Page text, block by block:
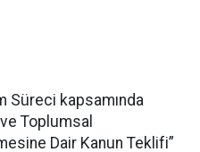
Süreci kapsamında
Toplumsal
Dair Kanun Teklifi”